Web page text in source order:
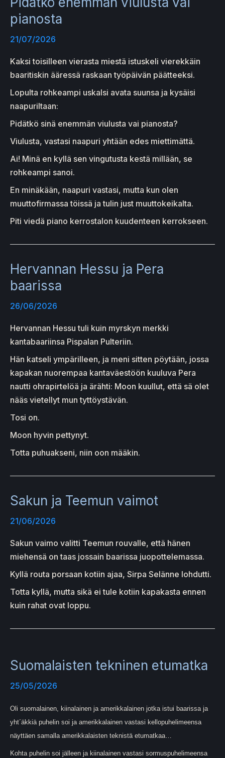
pianosta
21/07/2026
Kaksi toisilleen vierasta miestä istuskeli vierekkäin
baaritiskin ääressä raskaan työpäivän päätteeksi.
Lopulta rohkeampi uskalsi avata suunsa ja kysäisi
naapuriltaan:
Pidätkö sinä enemmän viulusta vai pianosta?
Viulusta, vastasi naapuri yhtään edes miettimättä.
Ai! Minä en kyllä sen vingutusta kestä millään, se
rohkeampi sanoi.
En minäkään, naapuri vastasi, mutta kun olen
muuttofirmassa töissä ja tulin just muuttokeikalta.
Piti viedä piano kerrostalon kuudenteen kerrokseen.
Hervannan Hessu ja Pera
baarissa
26/06/2026
Hervannan Hessu tuli kuin myrskyn merkki
kantabaariinsa Pispalan Pulteriin.
Hän katseli ympärilleen, ja meni sitten pöytään, jossa
kapakan nuorempaa kantaväestöön kuuluva Pera
nautti ohrapirtelöä ja ärähti: Moon kuullut, että sä olet
nääs vietellyt mun tyttöystävän.
Tosi on.
Moon hyvin pettynyt.
Totta puhuakseni, niin oon määkin.
Sakun ja Teemun vaimot
21/06/2026
Sakun vaimo valitti Teemun rouvalle, että hänen
miehensä on taas jossain baarissa juopottelemassa.
Kyllä routa porsaan kotiin ajaa, Sirpa Selänne lohdutti.
Totta kyllä, mutta sikä ei tule kotiin kapakasta ennen
kuin rahat ovat loppu.
Suomalaisten tekninen etumatka
25/05/2026
Oli suomalainen, kiinalainen ja amerikkalainen jotka istui baarissa ja
yht´äkkiä puhelin soi ja amerikkalainen vastasi kellopuhelimeensa
näyttäen samalla amerikkalaisten teknistä etumatkaa…
Kohta puhelin soi jälleen ja kiinalainen vastasi sormuspuhelimeensa